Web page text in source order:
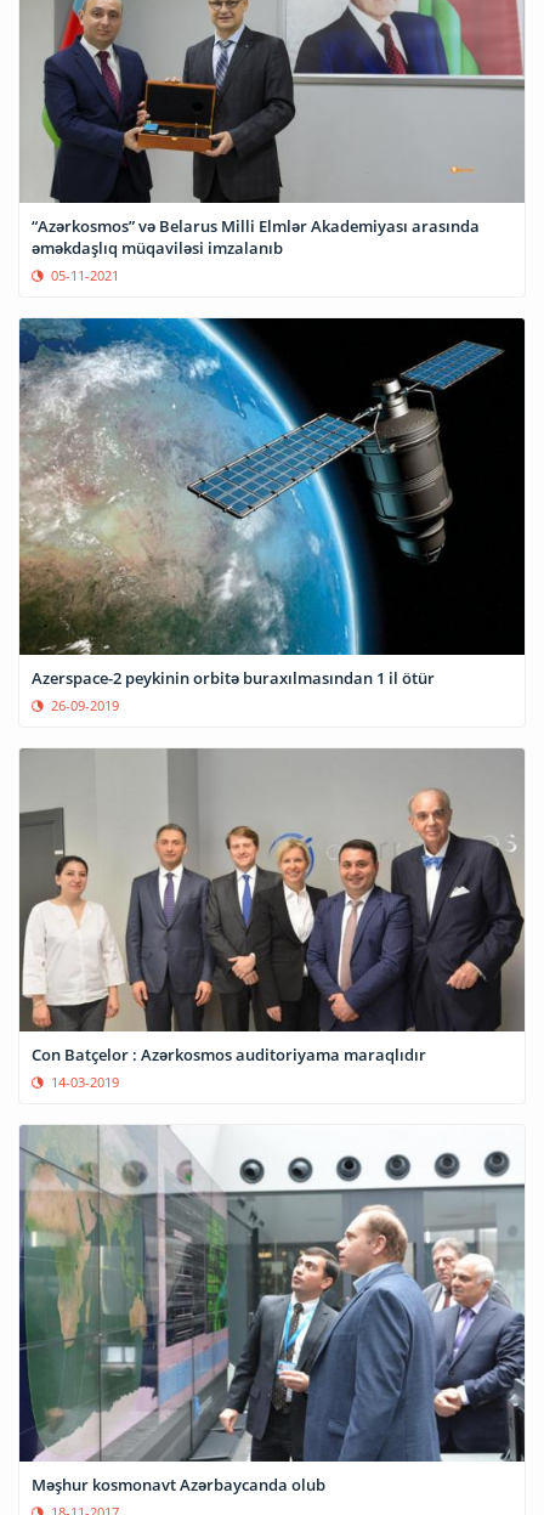
“Azərkosmos” və Belarus Milli Elmlər Akademiyası arasında
əməkdaşlıq müqaviləsi imzalanıb
05-11-2021
Azerspace-2 peykinin orbitə buraxılmasından 1 il ötür
26-09-2019
Con Batçelor : Azərkosmos auditoriyama maraqlıdır
14-03-2019
Məşhur kosmonavt Azərbaycanda olub